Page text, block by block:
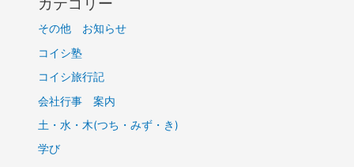
その他 お知らせ
コイシ塾
コイシ旅行記
会社行事 案内
土・水・木(つち・みず・き)
学び